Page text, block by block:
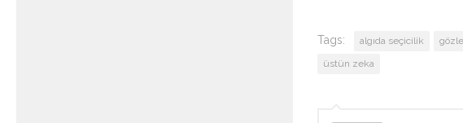
Tags: algıda seçicilik
üstün zeka